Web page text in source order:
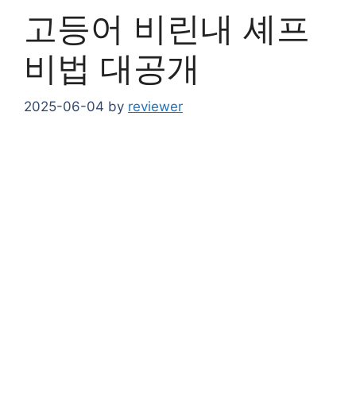
고등어 비린내 셰프
비법 대공개
2025-06-04 by reviewer